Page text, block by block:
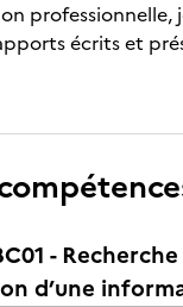
professionnelle,
écrits et
-
d’une